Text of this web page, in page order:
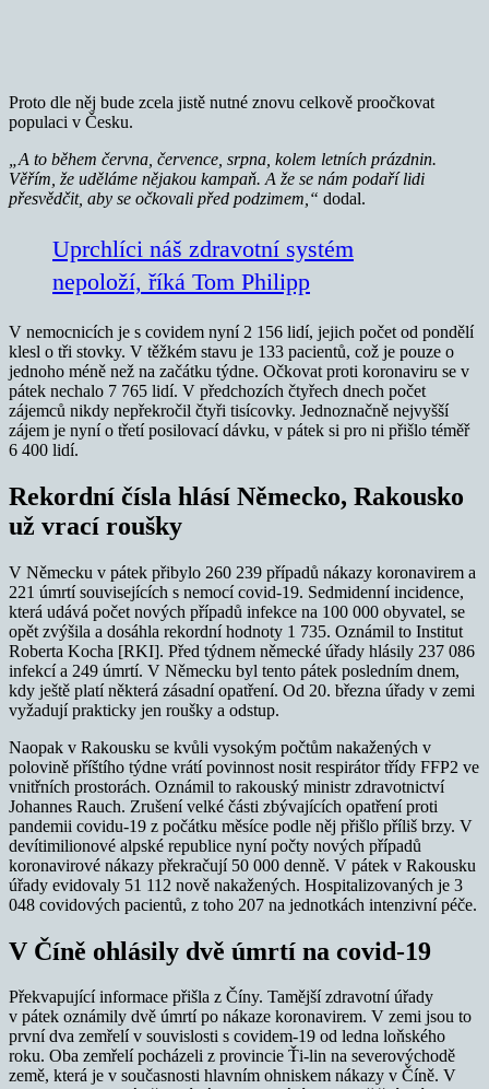
Proto dle něj bude zcela jistě nutné znovu celkově proočkovat
populaci v Česku.
„A to během června, července, srpna, kolem letních prázdnin.
Věřím, že uděláme nějakou kampaň. A že se nám podaří lidi
přesvědčit, aby se očkovali před podzimem,“ dodal.
Uprchlíci náš zdravotní systém
nepoloží, říká Tom Philipp
V nemocnicích je s covidem nyní 2 156 lidí, jejich počet od pondělí
klesl o tři stovky. V těžkém stavu je 133 pacientů, což je pouze o
jednoho méně než na začátku týdne. Očkovat proti koronaviru se v
pátek nechalo 7 765 lidí. V předchozích čtyřech dnech počet
zájemců nikdy nepřekročil čtyři tisícovky. Jednoznačně nejvyšší
zájem je nyní o třetí posilovací dávku, v pátek si pro ni přišlo téměř
6 400 lidí.
Rekordní čísla hlásí Německo, Rakousko
už vrací roušky
V Německu v pátek přibylo 260 239 případů nákazy koronavirem a
221 úmrtí souvisejících s nemocí covid-19. Sedmidenní incidence,
která udává počet nových případů infekce na 100 000 obyvatel, se
opět zvýšila a dosáhla rekordní hodnoty 1 735. Oznámil to Institut
Roberta Kocha [RKI]. Před týdnem německé úřady hlásily 237 086
infekcí a 249 úmrtí. V Německu byl tento pátek posledním dnem,
kdy ještě platí některá zásadní opatření. Od 20. března úřady v zemi
vyžadují prakticky jen roušky a odstup.
Naopak v Rakousku se kvůli vysokým počtům nakažených v
polovině příštího týdne vrátí povinnost nosit respirátor třídy FFP2 ve
vnitřních prostorách. Oznámil to rakouský ministr zdravotnictví
Johannes Rauch. Zrušení velké části zbývajících opatření proti
pandemii covidu-19 z počátku měsíce podle něj přišlo příliš brzy. V
devítimilionové alpské republice nyní počty nových případů
koronavirové nákazy překračují 50 000 denně. V pátek v Rakousku
úřady evidovaly 51 112 nově nakažených. Hospitalizovaných je 3
048 covidových pacientů, z toho 207 na jednotkách intenzivní péče.
V Číně ohlásily dvě úmrtí na covid-19
Překvapující informace přišla z Číny. Tamější zdravotní úřady
v pátek oznámily dvě úmrtí po nákaze koronavirem. V zemi jsou to
první dva zemřelí v souvislosti s covidem-19 od ledna loňského
roku. Oba zemřelí pocházeli z provincie Ťi-lin na severovýchodě
země, která je v současnosti hlavním ohniskem nákazy v Číně. V